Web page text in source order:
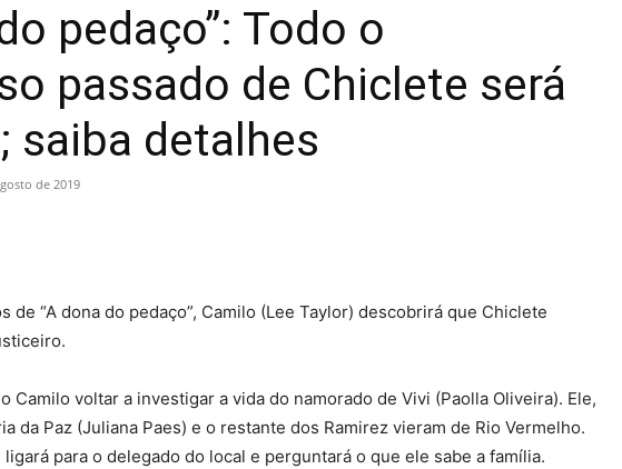
pedaço”: Todo o
passado de Chiclete será
saiba detalhes
de 2019
de “A dona do pedaço”, Camilo (Lee Taylor) descobrirá que Chiclete
Camilo voltar a investigar a vida do namorado de Vivi (Paolla Oliveira). Ele,
da Paz (Juliana Paes) e o restante dos Ramirez vieram de Rio Vermelho.
para o delegado do local e perguntará o que ele sabe a família.